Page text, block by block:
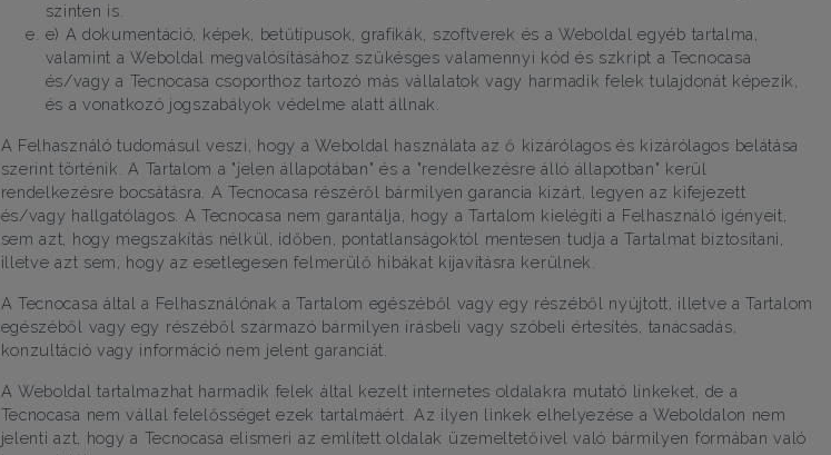
szinten is.
e) A dokumentáció, képek, betűtípusok, grafikák, szoftverek és a Weboldal egyéb tartalma,
valamint a Weboldal megvalósításához szükésges valamennyi kód és szkript a Tecnocasa
és/vagy a Tecnocasa csoporthoz tartozó más vállalatok vagy harmadik felek tulajdonát képezik,
és a vonatkozó jogszabályok védelme alatt állnak.
A Felhasználó tudomásul veszi, hogy a Weboldal használata az ő kizárólagos és kizárólagos belátása
szerint történik. A Tartalom a "jelen állapotában" és a "rendelkezésre álló állapotban" kerül
rendelkezésre bocsátásra. A Tecnocasa részéről bármilyen garancia kizárt, legyen az kifejezett
és/vagy hallgatólagos. A Tecnocasa nem garantálja, hogy a Tartalom kielégíti a Felhasználó igényeit,
sem azt, hogy megszakítás nélkül, időben, pontatlanságoktól mentesen tudja a Tartalmat biztosítani,
illetve azt sem, hogy az esetlegesen felmerülő hibákat kijavításra kerülnek.
A Tecnocasa által a Felhasználónak a Tartalom egészéből vagy egy részéből nyújtott, illetve a Tartalom
egészéből vagy egy részéből származó bármilyen írásbeli vagy szóbeli értesítés, tanácsadás,
konzultáció vagy információ nem jelent garanciát.
A Weboldal tartalmazhat harmadik felek által kezelt internetes oldalakra mutató linkeket, de a
Tecnocasa nem vállal felelősséget ezek tartalmáért. Az ilyen linkek elhelyezése a Weboldalon nem
jelenti azt, hogy a Tecnocasa elismeri az említett oldalak üzemeltetőivel való bármilyen formában való